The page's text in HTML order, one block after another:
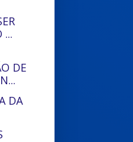
...
DE
DA